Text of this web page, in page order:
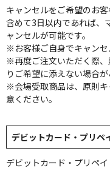
キャンセルをご希望のお
含めて3日以内であれば、
ャンセルが可能です。
※お客様ご自身でキャンセ
※再度ご注文いただく際
りご希望に添えない場合が
※会場受取商品は、原則
意ください。
デビットカード・プリペ
デビットカード・プリペ